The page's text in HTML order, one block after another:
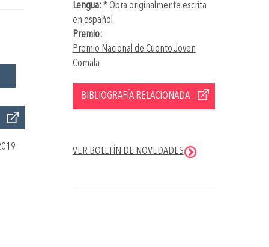
Lengua:* Obra originalmente escrita
en español
Premio:
Premio Nacional de Cuento Joven
Comala
BIBLIOGRAFÍA RELACIONADA
VER BOLETÍN DE NOVEDADES